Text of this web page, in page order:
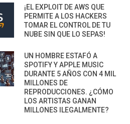
¡EL EXPLOIT DE AWS QUE
PERMITE A LOS HACKERS
TOMAR EL CONTROL DE TU
NUBE SIN QUE LO SEPAS!
UN HOMBRE ESTAFÓ A
SPOTIFY Y APPLE MUSIC
DURANTE 5 AÑOS CON 4 MIL
MILLONES DE
REPRODUCCIONES. ¿CÓMO
LOS ARTISTAS GANAN
MILLONES ILEGALMENTE?